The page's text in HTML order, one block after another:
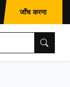
जाँच करना